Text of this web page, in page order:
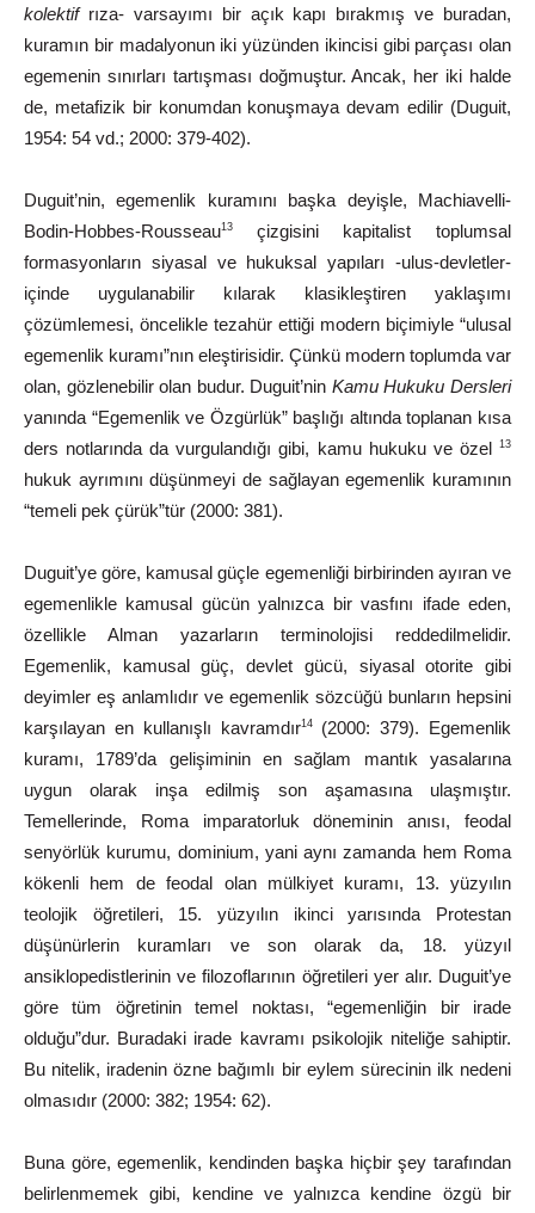
kolektif rıza- varsayımı bir açık kapı bırakmış ve buradan,
kuramın bir madalyonun iki yüzünden ikincisi gibi parçası olan
egemenin sınırları tartışması doğmuştur. Ancak, her iki halde
de, metafizik bir konumdan konuşmaya devam edilir (Duguit,
1954: 54 vd.; 2000: 379-402).
Duguit’nin, egemenlik kuramını başka deyişle, Machiavelli-
Bodin-Hobbes-Rousseau13 çizgisini kapitalist toplumsal
formasyonların siyasal ve hukuksal yapıları -ulus-devletler-
içinde uygulanabilir kılarak klasikleştiren yaklaşımı
çözümlemesi, öncelikle tezahür ettiği modern biçimiyle “ulusal
egemenlik kuramı”nın eleştirisidir. Çünkü modern toplumda var
olan, gözlenebilir olan budur. Duguit’nin Kamu Hukuku Dersleri
yanında “Egemenlik ve Özgürlük” başlığı altında toplanan kısa
ders notlarında da vurgulandığı gibi, kamu hukuku ve özel13
hukuk ayrımını düşünmeyi de sağlayan egemenlik kuramının
“temeli pek çürük”tür (2000: 381).
Duguit’ye göre, kamusal güçle egemenliği birbirinden ayıran ve
egemenlikle kamusal gücün yalnızca bir vasfını ifade eden,
özellikle Alman yazarların terminolojisi reddedilmelidir.
Egemenlik, kamusal güç, devlet gücü, siyasal otorite gibi
deyimler eş anlamlıdır ve egemenlik sözcüğü bunların hepsini
karşılayan en kullanışlı kavramdır14 (2000: 379). Egemenlik
kuramı, 1789’da gelişiminin en sağlam mantık yasalarına
uygun olarak inşa edilmiş son aşamasına ulaşmıştır.
Temellerinde, Roma imparatorluk döneminin anısı, feodal
senyörlük kurumu, dominium, yani aynı zamanda hem Roma
kökenli hem de feodal olan mülkiyet kuramı, 13. yüzyılın
teolojik öğretileri, 15. yüzyılın ikinci yarısında Protestan
düşünürlerin kuramları ve son olarak da, 18. yüzyıl
ansiklopedistlerinin ve filozoflarının öğretileri yer alır. Duguit’ye
göre tüm öğretinin temel noktası, “egemenliğin bir irade
olduğu”dur. Buradaki irade kavramı psikolojik niteliğe sahiptir.
Bu nitelik, iradenin özne bağımlı bir eylem sürecinin ilk nedeni
olmasıdır (2000: 382; 1954: 62).
Buna göre, egemenlik, kendinden başka hiçbir şey tarafından
belirlenmemek gibi, kendine ve yalnızca kendine özgü bir